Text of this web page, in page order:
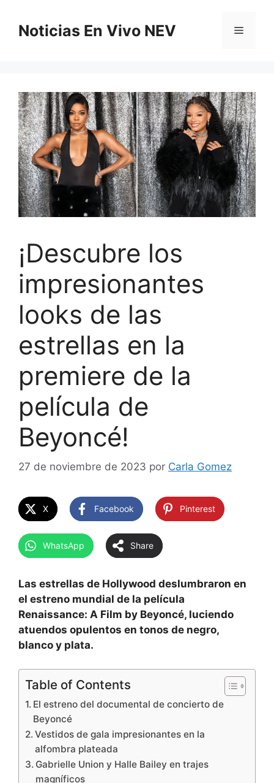
contenido
Noticias En Vivo NEV Menú
¡Descubre los
impresionantes
looks de las
estrellas en la
premiere de la
película de
Beyoncé!
27 de noviembre de 2023 por Carla Gomez
X Facebook Pinterest
WhatsApp Share
Las estrellas de Hollywood deslumbraron en
el estreno mundial de la película
Renaissance: A Film by Beyoncé, luciendo
atuendos opulentos en tonos de negro,
blanco y plata.
Table of Contents
El estreno del documental de concierto de
Beyoncé
Vestidos de gala impresionantes en la
alfombra plateada
Gabrielle Union y Halle Bailey en trajes
magníficos